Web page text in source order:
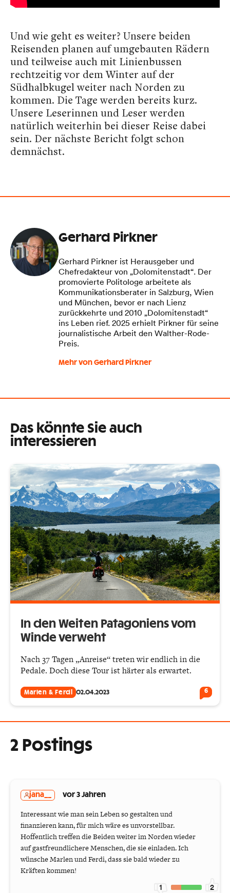
Und wie geht es weiter? Unsere beiden
Reisenden planen auf umgebauten Rädern
und teilweise auch mit Linienbussen
rechtzeitig vor dem Winter auf der
Südhalbkugel weiter nach Norden zu
kommen. Die Tage werden bereits kurz.
Unsere Leserinnen und Leser werden
natürlich weiterhin bei dieser Reise dabei
sein. Der nächste Bericht folgt schon
demnächst.
Gerhard Pirkner
Gerhard Pirkner ist Herausgeber und
Chefredakteur von „Dolomitenstadt“. Der
promovierte Politologe arbeitete als
Kommunikationsberater in Salzburg, Wien
und München, bevor er nach Lienz
zurückkehrte und 2010 „Dolomitenstadt“
ins Leben rief. 2025 erhielt Pirkner für seine
journalistische Arbeit den Walther-Rode-
Preis.
Mehr von Gerhard Pirkner
Das könnte Sie auch
interessieren
In den Weiten Patagoniens vom
Winde verweht
Nach 37 Tagen „Anreise“ treten wir endlich in die
Pedale. Doch diese Tour ist härter als erwartet.
Marlen & Ferdi 02.04.2023 6
2 Postings
jana__ vor 3 Jahren
Interessant wie man sein Leben so gestalten und
finanzieren kann, für mich wäre es unvorstellbar.
Hoffentlich treffen die Beiden weiter im Norden wieder
auf gastfreundlichere Menschen, die sie einladen. Ich
wünsche Marlen und Ferdi, dass sie bald wieder zu
Kräften kommen!
1 2